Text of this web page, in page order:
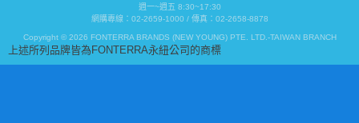
週一~週五 8:30~17:30
網購專線：02-2659-1000 / 傳真：02-2658-8878
Copyright © 2026 FONTERRA BRANDS (NEW YOUNG) PTE. LTD.-TAIWAN BRANCH
上述所列品牌皆為FONTERRA永紐公司的商標